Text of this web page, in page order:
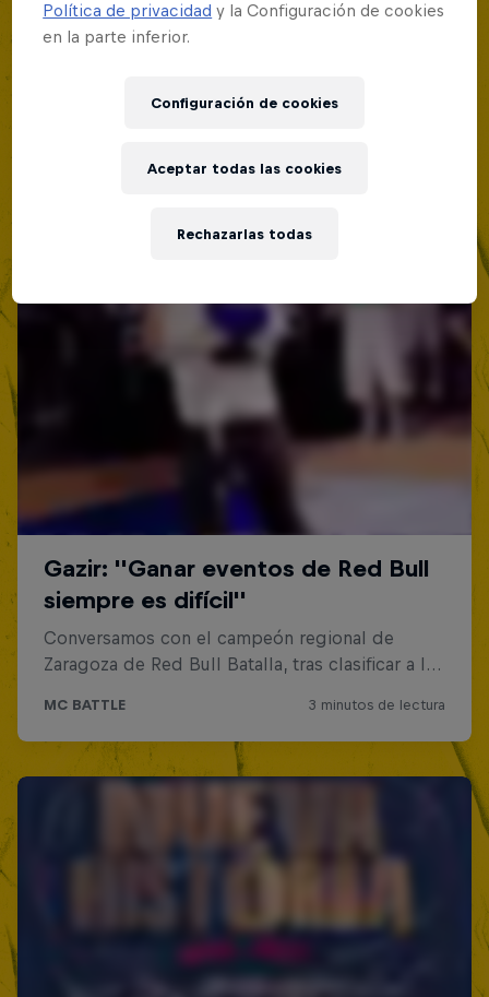
Lima, Peru
Política de privacidad y la Configuración de cookies
en la parte inferior.
Configuración de cookies
Rechazarlas todas
Aceptar todas las cookies